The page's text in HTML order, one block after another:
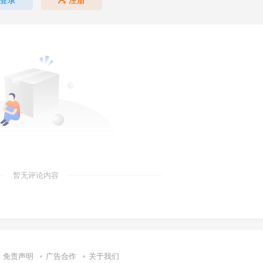
暂无评论内容
免责声明 广告合作 关于我们